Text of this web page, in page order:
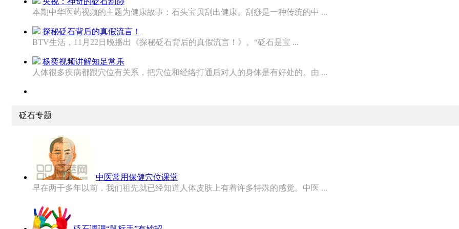
本期中华医药视频的主题为健康故事：石头宝贝刮出健康。刮痧是一种传统的中 ...
探秘砭石背后的真假流言！
BTV生活，11月22日晚播出《探秘砭石背后的真假流言！》。“砭石是宝 ...
杨奕视频讲解知足常乐
人体很多疾病都跟穴位有关系，把穴位和经络打通后对人的身体是有好处的。由 ...
砭石专题
中医常用保健穴位课堂
早在两千多年以前，我们祖先就已经知道人体皮肤上有着许多特殊的感觉。中医 ...